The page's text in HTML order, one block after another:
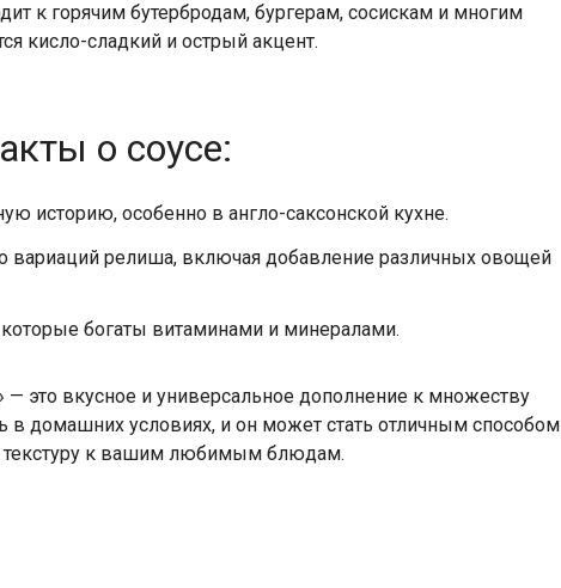
к горячим бутербродам, бургерам, сосискам и многим
кисло-сладкий и острый акцент.
о соусе:
историю, особенно в англо-саксонской кухне.
вариаций релиша, включая добавление различных овощей
богаты витаминами и минералами.
это вкусное и универсальное дополнение к множеству
в домашних условиях, и он может стать отличным способом
текстуру к вашим любимым блюдам.